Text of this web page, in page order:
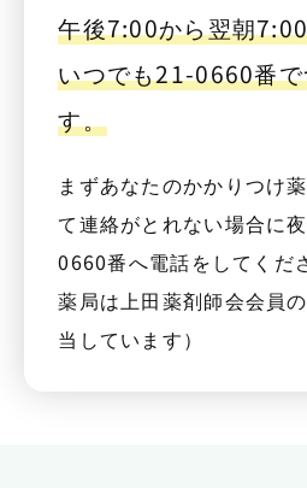
午後7:00から翌朝
いつでも21-0660番
す。
まずあなたのかかりつけ
て連絡がとれない場合に
0660番へ電話をしてくだ
薬局は上田薬剤師会会員
当しています）